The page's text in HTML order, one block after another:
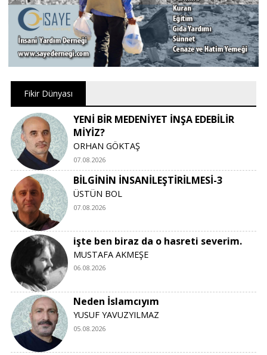
Fikir Dünyası
YENİ BİR MEDENİYET İNŞA EDEBİLİR
MİYİZ?
ORHAN GÖKTAŞ
07.08.2026
BİLGİNİN İNSANİLEŞTİRİLMESİ-3
ÜSTÜN BOL
07.08.2026
işte ben biraz da o hasreti severim.
MUSTAFA AKMEŞE
06.08.2026
Neden İslamcıyım
YUSUF YAVUZYILMAZ
05.08.2026